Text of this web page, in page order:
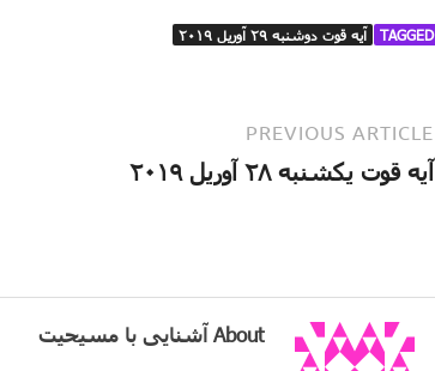
TAGGED آیه قوت دوشنبه ۲۹ آوریل ۲۰۱۹
PREVIOUS ARTICLE
آیه قوت یکشنبه ۲۸ آوریل ۲۰۱۹
About آشنایی با مسیحیت